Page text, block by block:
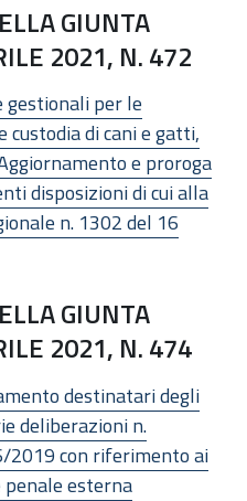
GIUNTA
2021, N. 472
per le
di cani e gatti,
e proroga
disposizioni di cui alla
n. 1302 del 16
GIUNTA
2021, N. 474
destinatari degli
deliberazioni n.
2019 con riferimento ai
penale esterna